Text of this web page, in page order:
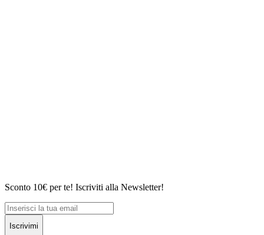
Sconto 10€ per te! Iscriviti alla Newsletter!
Iscrivimi